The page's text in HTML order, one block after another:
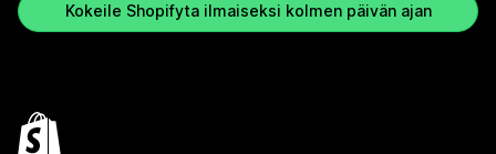
Kokeile Shopifyta ilmaiseksi kolmen päivän ajan